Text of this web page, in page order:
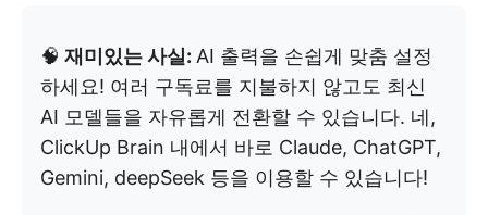
🧠 재미있는 사실: AI 출력을 손쉽게 맞춤 설정
하세요! 여러 구독료를 지불하지 않고도 최신
AI 모델들을 자유롭게 전환할 수 있습니다. 네,
ClickUp Brain 내에서 바로 Claude, ChatGPT,
Gemini, deepSeek 등을 이용할 수 있습니다!